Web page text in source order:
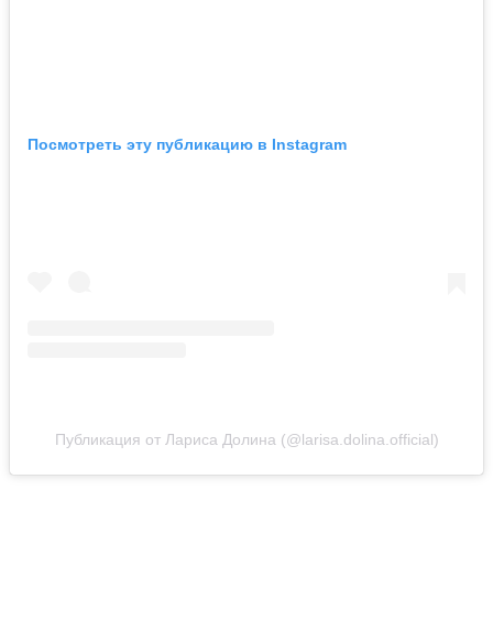
Посмотреть эту публикацию в Instagram
Публикация от Лариса Долина (@larisa.dolina.official)